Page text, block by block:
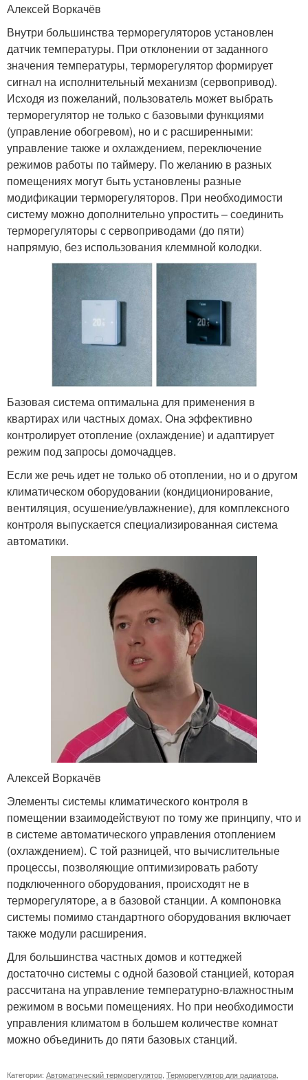
Алексей Воркачёв
Внутри большинства терморегуляторов установлен
датчик температуры. При отклонении от заданного
значения температуры, терморегулятор формирует
сигнал на исполнительный механизм (сервопривод).
Исходя из пожеланий, пользователь может выбрать
терморегулятор не только с базовыми функциями
(управление обогревом), но и с расширенными:
управление также и охлаждением, переключение
режимов работы по таймеру. По желанию в разных
помещениях могут быть установлены разные
модификации терморегуляторов. При необходимости
систему можно дополнительно упростить – соединить
терморегуляторы с сервоприводами (до пяти)
напрямую, без использования клеммной колодки.
Базовая система оптимальна для применения в
квартирах или частных домах. Она эффективно
контролирует отопление (охлаждение) и адаптирует
режим под запросы домочадцев.
Если же речь идет не только об отоплении, но и о другом
климатическом оборудовании (кондиционирование,
вентиляция, осушение/увлажнение), для комплексного
контроля выпускается специализированная система
автоматики.
Алексей Воркачёв
Элементы системы климатического контроля в
помещении взаимодействуют по тому же принципу, что и
в системе автоматического управления отоплением
(охлаждением). С той разницей, что вычислительные
процессы, позволяющие оптимизировать работу
подключенного оборудования, происходят не в
терморегуляторе, а в базовой станции. А компоновка
системы помимо стандартного оборудования включает
также модули расширения.
Для большинства частных домов и коттеджей
достаточно системы с одной базовой станцией, которая
рассчитана на управление температурно-влажностным
режимом в восьми помещениях. Но при необходимости
управления климатом в большем количестве комнат
можно объединить до пяти базовых станций.
Категории: Автоматический терморегулятор Терморегулятор для радиатора